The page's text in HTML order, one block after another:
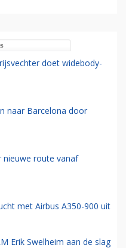
doet widebody-
naar Barcelona door
nieuwe route vanaf
met Airbus A350-900 uit
Erik Swelheim aan de slag